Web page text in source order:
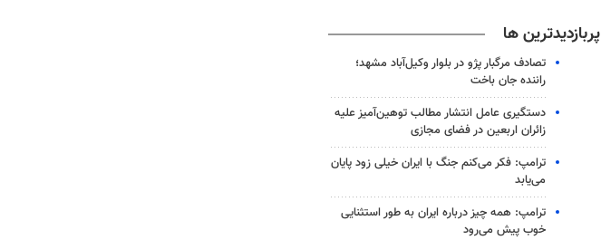
پربازدیدترین ها
تصادف مرگبار پژو در بلوار وکیل‌آباد مشهد؛
راننده جان باخت
دستگیری عامل انتشار مطالب توهین‌آمیز علیه
زائران اربعین در فضای مجازی
ترامپ: فکر می‌کنم جنگ با ایران خیلی زود پایان
می‌یابد
ترامپ: همه چیز درباره ایران به طور استثنایی
خوب پیش می‌رود